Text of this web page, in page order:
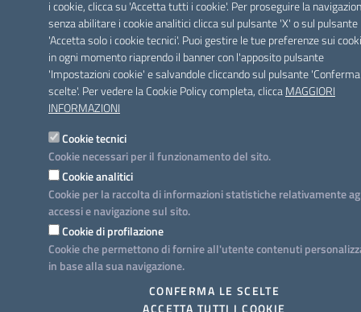
i cookie, clicca su 'Accetta tutti i cookie'. Per proseguire la
senza abilitare i cookie analitici clicca sul pulsante 'X' o sul pulsante
'Accetta solo i cookie tecnici'. Puoi gestire le tue preferenze sui
in ogni momento riaprendo il banner con l'apposito pulsante
'Impostazioni cookie' e salvandole cliccando sul pulsante
scelte'. Per vedere la Cookie Policy completa, cliccaMAGGIORI
INFORMAZIONI
Cookie tecnici
Cookie necessari per il funzionamento del sito.
Cookie analitici
Cookie per la raccolta di informazioni statistiche relativamente
accessi e navigazione sul sito.
Cookie di profilazione
Cookie che permettono di fornire all'utente contenuti
in base alla sua navigazione.
CONFERMA LE SCELTE